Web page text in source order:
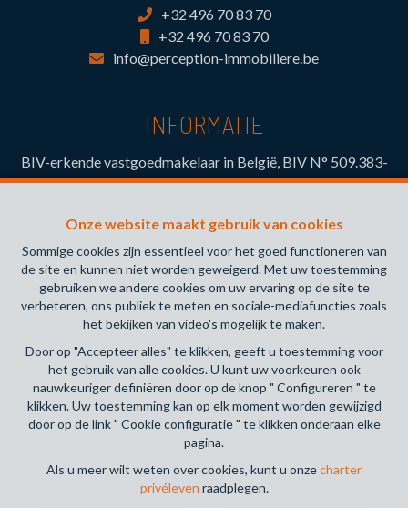
Onze website maakt gebruik van cookies
Sommige cookies zijn essentieel voor het goed functioneren van
de site en kunnen niet worden geweigerd. Met uw toestemming
gebruiken we andere cookies om uw ervaring op de site te
verbeteren, ons publiek te meten en sociale-mediafuncties zoals
het bekijken van video's mogelijk te maken.
Door op "Accepteer alles" te klikken, geeft u toestemming voor
het gebruik van alle cookies. U kunt uw voorkeuren ook
nauwkeuriger definiëren door op de knop " Configureren " te
klikken. Uw toestemming kan op elk moment worden gewijzigd
door op de link " Cookie configuratie " te klikken onderaan elke
pagina.
Als u meer wilt weten over cookies, kunt u onzecharter
privéleven raadplegen.
+32 496 70 83 70
+32 496 70 83 70
info@perception-immobiliere.be
INFORMATIE
BIV-erkende vastgoedmakelaar in België, BIV N° 509.383-
Toezichthoudende Autoriteit : Beroepinstituut van
(+32 2 505 38 50 - info@biv.be) -www.biv.be-
Deontologische code
BA en borgstelling via NV AXA Belgium, Troonplein 1, 1000
Brussel (polisnr. 730.390.160) Dekking geldt voor
activiteiten die in België worden uitgevoerd
Algemene gebruiksvoorwaarden van de website
Charter privéleven
Cookie configuratie